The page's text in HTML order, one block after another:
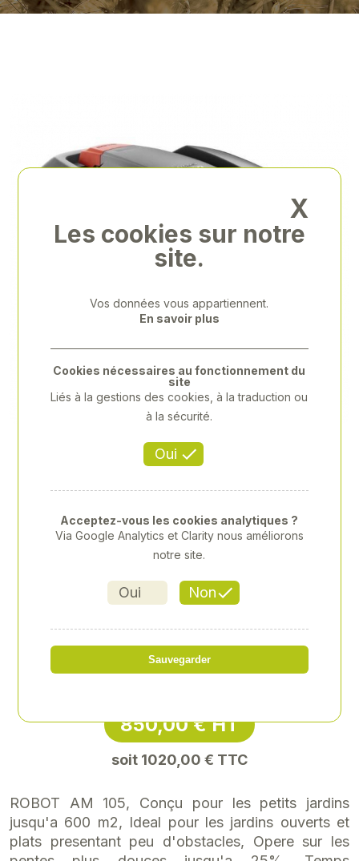
HUSQVARNA - AM105
850,00 € HT
soit 1020,00 € TTC
ROBOT AM 105, Conçu pour les petits jardins
jusqu'a 600 m2, Ideal pour les jardins ouverts et
plats presentant peu d'obstacles, Opere sur les
X
Les cookies sur notre
site.
Vos données vous appartiennent.
En savoir plus
Oui
Cookies nécessaires au fonctionnement du
site
Liés à la gestions des cookies, à la traduction ou
à la sécurité.
Oui Non
Acceptez-vous les cookies analytiques ?
Via Google Analytics et Clarity nous améliorons
notre site.
Sauvegarder